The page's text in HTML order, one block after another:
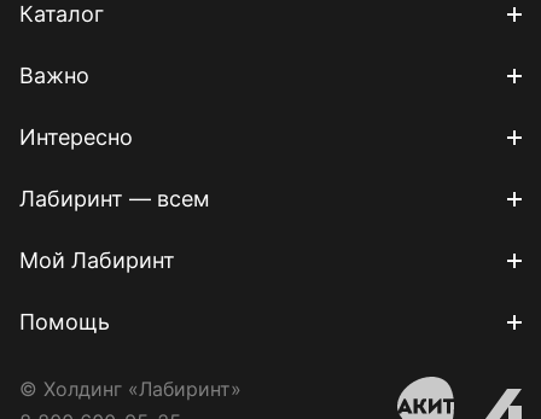
Каталог
Важно
Интересно
Лабиринт — всем
Мой Лабиринт
Помощь
© Холдинг «Лабиринт»